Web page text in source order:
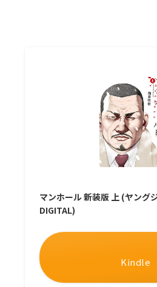
マンホール 新装版 上 (ヤング
DIGITAL)
Kindle